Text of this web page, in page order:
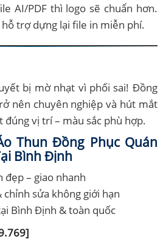
AI/PDF thì logo sẽ chuẩn hơn.
hỗ trợ dựng lại file in miễn phí.
bị mờ nhạt vì phối sai! Đồng
nên chuyên nghiệp và hút mắt
đúng vị trí – màu sắc phù hợp.
Thun Đồng Phục Quán
Bình Định
đẹp – giao nhanh
sửa không giới hạn
Bình Định & toàn quốc